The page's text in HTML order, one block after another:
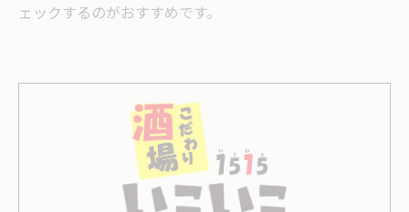
ェックするのがおすすめです。